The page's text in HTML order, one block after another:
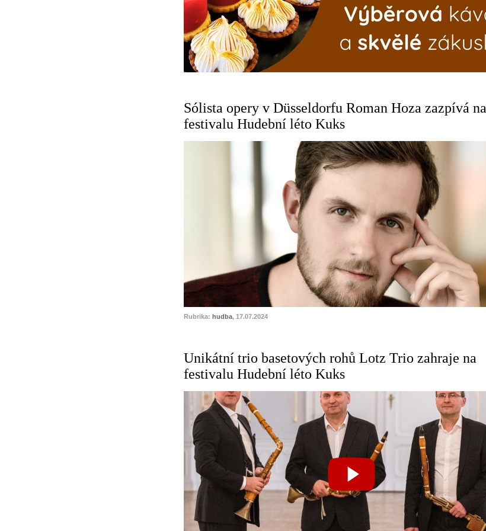
Sólista opery v Düsseldorfu Roman Hoza zazpívá na
festivalu Hudební léto Kuks
Rubrika: hudba, 17.07.2024
Unikátní trio basetových rohů Lotz Trio zahraje na
festivalu Hudební léto Kuks